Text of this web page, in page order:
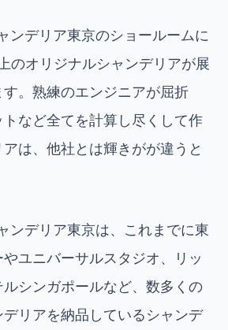
ンデリア東京のショールームに
のオリジナルシャンデリアが展
。熟練のエンジニアが屈折
など全てを計算し尽くして作
は、他社とは輝きがが違うと
ンデリア東京は、これまでに東
ユニバーサルスタジオ、リッ
シンガポールなど、数多くの
リアを納品しているシャンデ